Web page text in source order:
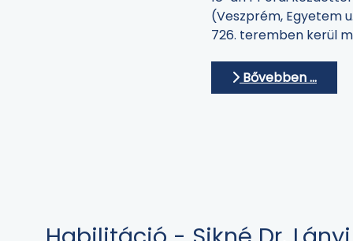
(Veszprém, Egyetem
726. teremben kerül
Bővebben …